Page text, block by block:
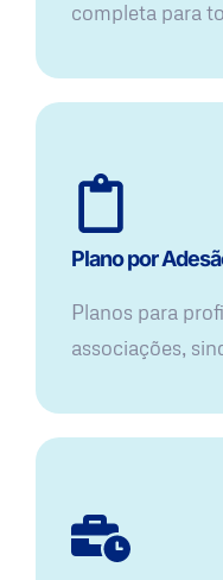
completa para
Plano por
Planos para
associações,